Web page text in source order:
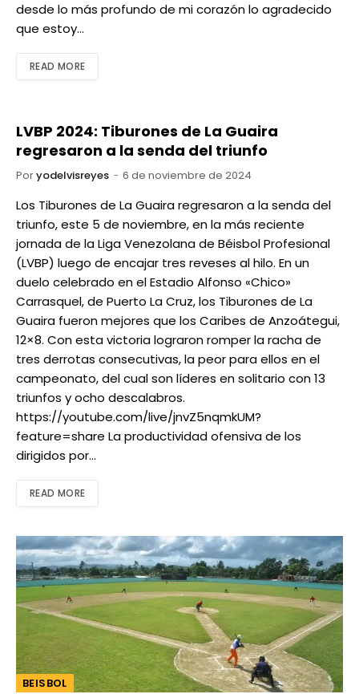
desde lo más profundo de mi corazón lo agradecido
que estoy…
READ MORE
LVBP 2024: Tiburones de La Guaira
regresaron a la senda del triunfo
Poryodelvisreyes 6 de noviembre de 2024
Los Tiburones de La Guaira regresaron a la senda del
triunfo, este 5 de noviembre, en la más reciente
jornada de la Liga Venezolana de Béisbol Profesional
(LVBP) luego de encajar tres reveses al hilo. En un
duelo celebrado en el Estadio Alfonso «Chico»
Carrasquel, de Puerto La Cruz, los Tiburones de La
Guaira fueron mejores que los Caribes de Anzoátegui,
12×8. Con esta victoria lograron romper la racha de
tres derrotas consecutivas, la peor para ellos en el
campeonato, del cual son líderes en solitario con 13
triunfos y ocho descalabros.
https://youtube.com/live/jnvZ5nqmkUM?
feature=share La productividad ofensiva de los
dirigidos por…
READ MORE
BEISBOL